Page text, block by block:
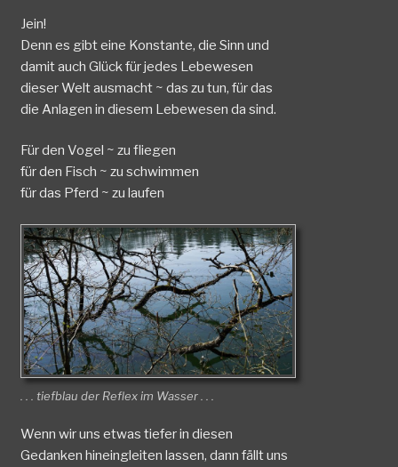
Jein!
Denn es gibt eine Konstante, die Sinn und
damit auch Glück für jedes Lebewesen
dieser Welt ausmacht ~ das zu tun, für das
die Anlagen in diesem Lebewesen da sind.
Für den Vogel ~ zu fliegen
für den Fisch ~ zu schwimmen
für das Pferd ~ zu laufen
. . . tiefblau der Reflex im Wasser . . .
Wenn wir uns etwas tiefer in diesen
Gedanken hineingleiten lassen, dann fällt uns